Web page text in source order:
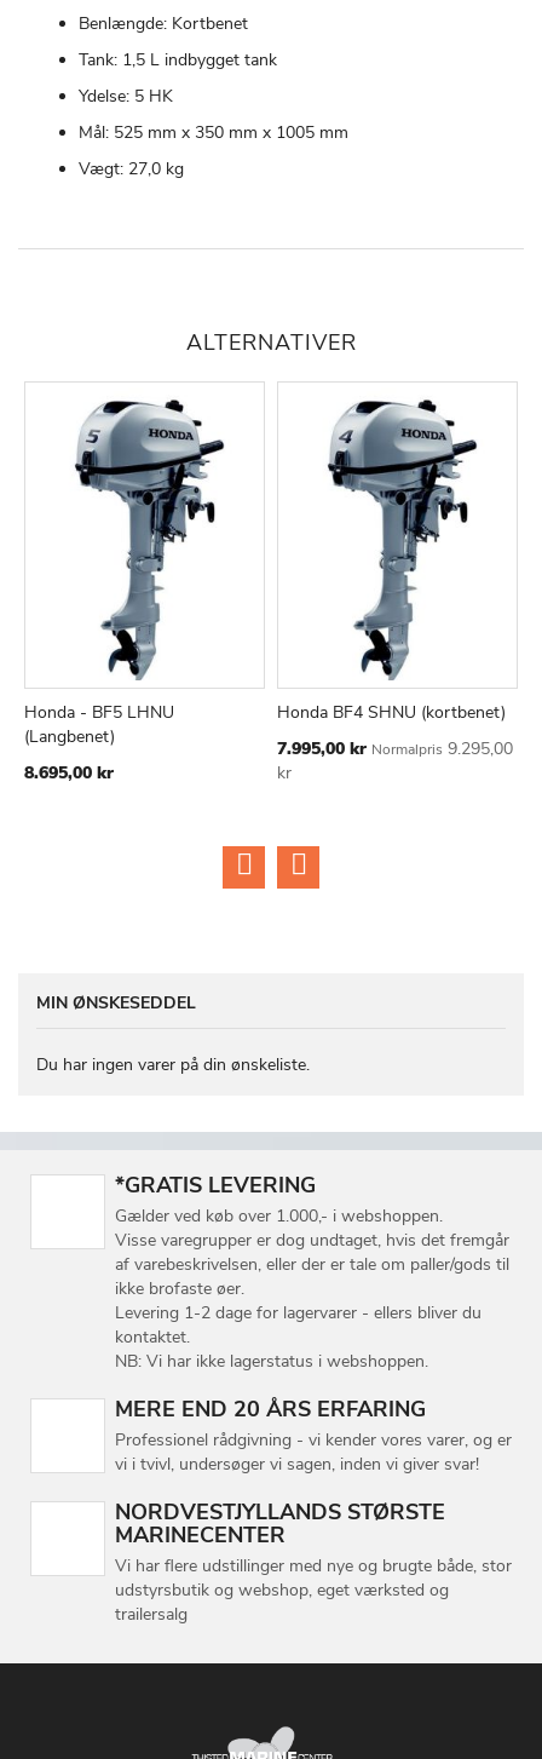
Benlængde: Kortbenet
Tank: 1,5 L indbygget tank
Ydelse: 5 HK
Mål: 525 mm x 350 mm x 1005 mm
Vægt: 27,0 kg
ALTERNATIVER
Læg i kurv
Honda - BF5 LHNU
(Langbenet)
8.695,00 kr
TIL
Honda BF4 SHNU (kortbenet)
Tilbudspris
7.995,00 kr Normalpris 9.295,00
kr
MIN ØNSKESEDDEL
Du har ingen varer på din ønskeliste.
*GRATIS LEVERING
Gælder ved køb over 1.000,- i webshoppen.
Visse varegrupper er dog undtaget, hvis det fremgår
af varebeskrivelsen, eller der er tale om paller/gods til
ikke brofaste øer.
Levering 1-2 dage for lagervarer - ellers bliver du
kontaktet.
NB: Vi har ikke lagerstatus i webshoppen.
MERE END 20 ÅRS ERFARING
Professionel rådgivning - vi kender vores varer, og er
vi i tvivl, undersøger vi sagen, inden vi giver svar!
NORDVESTJYLLANDS STØRSTE
MARINECENTER
Vi har flere udstillinger med nye og brugte både, stor
udstyrsbutik og webshop, eget værksted og
trailersalg